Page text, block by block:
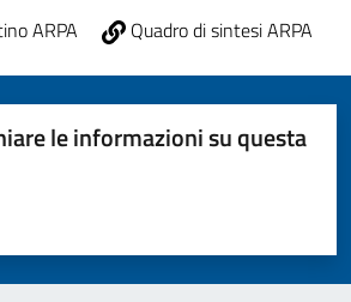
ARPA Quadro di sintesi ARPA
le informazioni su questa
5 stelle su 5
stelle su 5
su 5
5